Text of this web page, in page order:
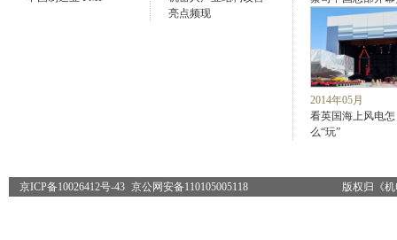
亮点频现
2014年05月
看英国海上风电怎
么“玩”
版权归《
京ICP备10026412号-43 京公网安备110105005118